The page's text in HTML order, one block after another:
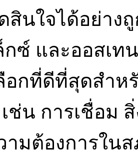
นใจได้อย่างถู
กซ์ และออสเท
อกที่ดีที่สุดสำห
เช่น การเชื่อ
ามต้องการใ